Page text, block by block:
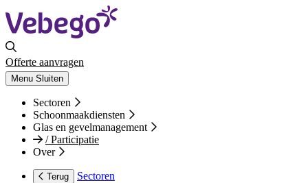
Offerte aanvragen
Menu Sluiten
Sectoren
Schoonmaakdiensten
Glas en gevelmanagement
/Participatie
Over
Terug
Sectoren